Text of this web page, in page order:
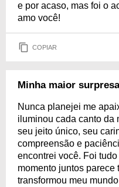
e por acaso, mas foi o
amo você!
COPIAR
Minha maior surpresa
Nunca planejei me
iluminou cada canto da
seu jeito único, seu
compreensão e
encontrei você. Foi
momento juntos parece
transformou meu